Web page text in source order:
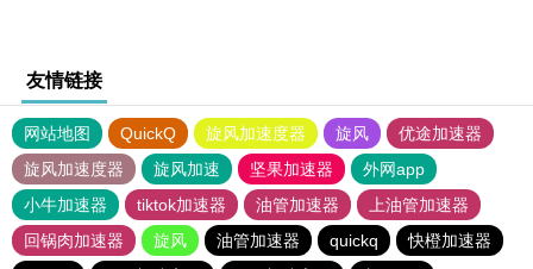
友情链接
网站地图 QuickQ 旋风加速度器 旋风
优途加速器
旋风加速度器
旋风加速 坚果加速器
外网app
小牛加速器
tiktok加速器 油管加速器
上油管加速器
回锅肉加速器
旋风 油管加速器 quickq
快橙加速器